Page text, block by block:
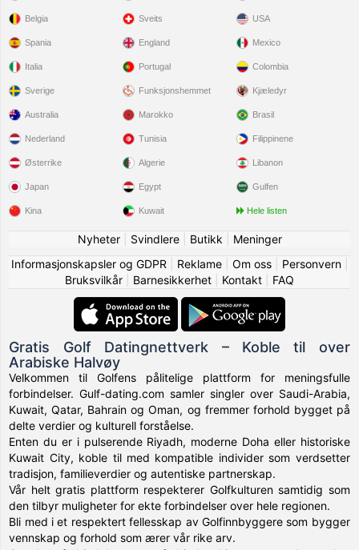
Belgia
Spania
Italia
Sverige
Sveits
England
Portugal
Funksjonshemmet
USA
Mexico
Colombia
Kjæledyr
Australia
Nederland
Østerrike
Japan
Kina
Marokko
Tunisia
Algerie
Egypt
Kuwait
Brasil
Filippinene
Libanon
Gulfen
Hele listen
Nyheter| Svindlere| Butikk
Meninger
Informasjonskapsler og GDPR
Reklame| Om oss| Personvern|
Bruksvilkår
Barnesikkerhet Kontakt FAQ
Gratis Golf Datingnettverk – Koble til over
Arabiske Halvøy
Velkommen til Golfens pålitelige plattform for meningsfulle
forbindelser. Gulf-dating.com samler singler over Saudi-Arabia,
Kuwait, Qatar, Bahrain og Oman, og fremmer forhold bygget på
delte verdier og kulturell forståelse.
Enten du er i pulserende Riyadh, moderne Doha eller historiske
Kuwait City, koble til med kompatible individer som verdsetter
tradisjon, familieverdier og autentiske partnerskap.
Vår helt gratis plattform respekterer Golfkulturen samtidig som
den tilbyr muligheter for ekte forbindelser over hele regionen.
Bli med i et respektert fellesskap av Golfinnbyggere som bygger
vennskap og forhold som ærer vår rike arv.